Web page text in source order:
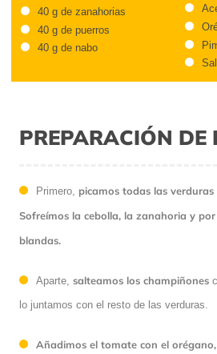
40 g de zanahorias
40 g de puerros
40 g de nabo
Sal
PREPARACIÓN DE
Primero, picamos todas las verduras
Sofreímos la cebolla, la zanahoria y
blandas.
Aparte, salteamos los champiñones
lo juntamos con el resto de las verduras.
Añadimos el tomate con el